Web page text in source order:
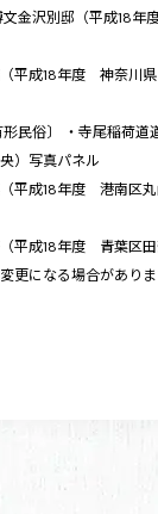
文金沢別邸（平成18
平成18年度 神奈川
形民俗〕 ・寺尾稲荷
）写真パネル
平成18年度 港南区
平成18年度 青葉区
になる場合がありま